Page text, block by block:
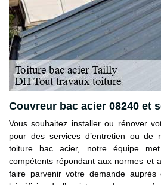
Couvreur bac acier 08240 et
Vous souhaitez installer ou rénover
pour des services d’entretien ou de
toiture bac acier, notre équipe
compétents répondant aux normes et
faire parvenir votre demande